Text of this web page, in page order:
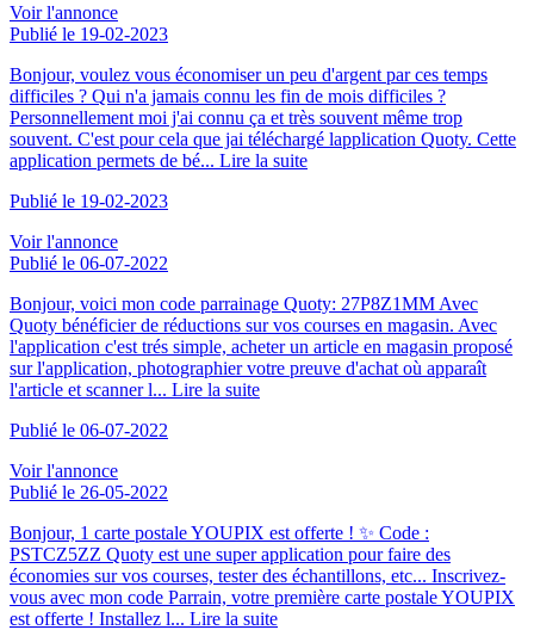
Voir l'annonce
Publié le 19-02-2023
Bonjour, voulez vous économiser un peu d'argent par ces temps
difficiles ? Qui n'a jamais connu les fin de mois difficiles ?
Personnellement moi j'ai connu ça et très souvent même trop
souvent. C'est pour cela que jai téléchargé lapplication Quoty. Cette
application permets de bé... Lire la suite
Publié le 19-02-2023
Voir l'annonce
Publié le 06-07-2022
Bonjour, voici mon code parrainage Quoty: 27P8Z1MM Avec
Quoty bénéficier de réductions sur vos courses en magasin. Avec
l'application c'est trés simple, acheter un article en magasin proposé
sur l'application, photographier votre preuve d'achat où apparaît
l'article et scanner l... Lire la suite
Publié le 06-07-2022
Voir l'annonce
Publié le 26-05-2022
Bonjour, 1 carte postale YOUPIX est offerte ! ✨ Code :
PSTCZ5ZZ Quoty est une super application pour faire des
économies sur vos courses, tester des échantillons, etc... Inscrivez-
vous avec mon code Parrain, votre première carte postale YOUPIX
est offerte ! Installez l... Lire la suite